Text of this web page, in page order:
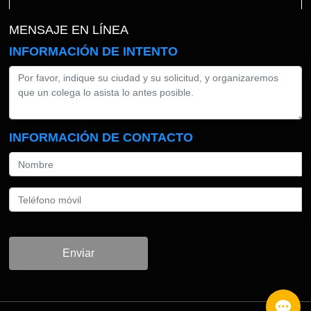
MENSAJE EN LÍNEA
INFORMACIÓN DE INTENTO
INFORMACIÓN DE CONTACTO
Enviar